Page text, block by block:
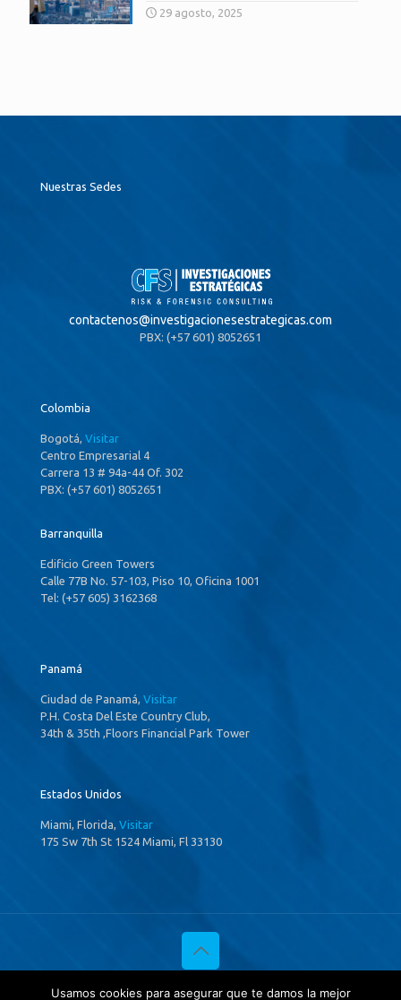
29 agosto, 2025
Nuestras Sedes
contactenos@investigacionesestrategicas.com
PBX: (+57 601) 8052651
Colombia
Bogotá, Visitar
Centro Empresarial 4
Carrera 13 # 94a-44 Of. 302
PBX: (+57 601) 8052651
Barranquilla
Edificio Green Towers
Calle 77B No. 57-103, Piso 10, Oficina 1001
Tel: (+57 605) 3162368
Panamá
Ciudad de Panamá, Visitar
P.H. Costa Del Este Country Club,
34th & 35th ,Floors Financial Park Tower
Estados Unidos
Miami, Florida, Visitar
175 Sw 7th St 1524 Miami, Fl 33130
© 2020 Investigaciones Estratégicas & Asociados. All Rights
Usamos cookies para asegurar que te damos la mejor